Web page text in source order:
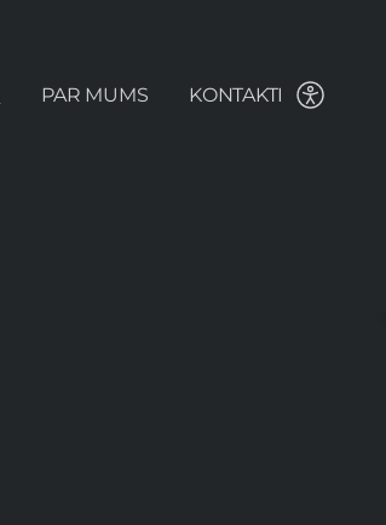
PAR MUMS KONTAKTI